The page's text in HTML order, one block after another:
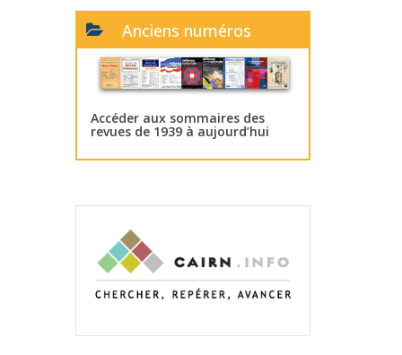
Anciens numéros
Accéder aux sommaires des
revues de 1939 à aujourd’hui